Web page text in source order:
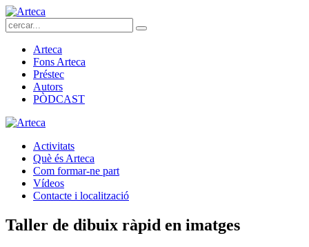
Arteca
Fons Arteca
Préstec
Autors
PÒDCAST
Activitats
Què és Arteca
Com formar-ne part
Vídeos
Contacte i localització
Taller de dibuix ràpid en imatges